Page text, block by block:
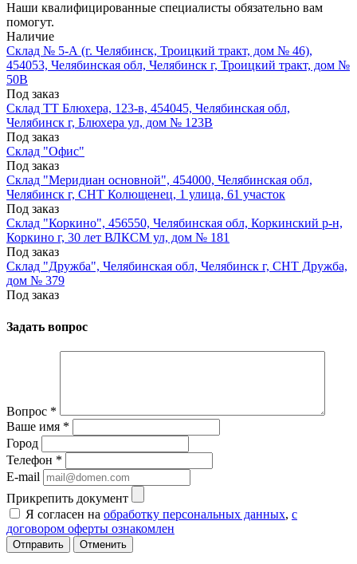
Наши квалифицированные специалисты обязательно вам
помогут.
Наличие
Склад № 5-А (г. Челябинск, Троицкий тракт, дом № 46),
454053, Челябинская обл, Челябинск г, Троицкий тракт, дом №
50В
Под заказ
Склад ТТ Блюхера, 123-в, 454045, Челябинская обл,
Челябинск г, Блюхера ул, дом № 123В
Под заказ
Склад "Офис"
Под заказ
Склад "Меридиан основной", 454000, Челябинская обл,
Челябинск г, СНТ Колющенец, 1 улица, 61 участок
Под заказ
Склад "Коркино", 456550, Челябинская обл, Коркинский р-н,
Коркино г, 30 лет ВЛКСМ ул, дом № 181
Под заказ
Склад "Дружба", Челябинская обл, Челябинск г, СНТ Дружба,
дом № 379
Под заказ
Задать вопрос
Вопрос *
Ваше имя *
Город
Телефон *
E-mail
Прикрепить документ
Я согласен на обработку персональных данных, с
договором оферты ознакомлен
Отменить